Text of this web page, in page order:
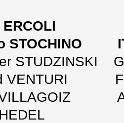
ERCOLI
STOCHINO